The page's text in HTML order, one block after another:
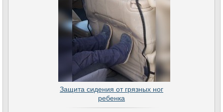
Защита сидения от грязных ног
ребенка